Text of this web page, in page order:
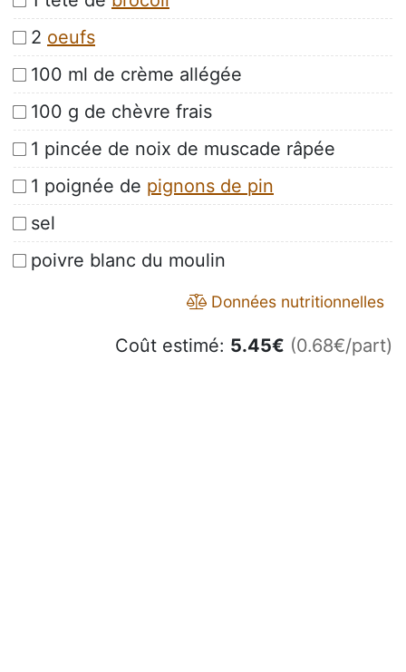
2 oeufs
100 ml de crème allégée
100 g de chèvre frais
1 pincée de noix de muscade râpée
1 poignée de pignons de pin
sel
poivre blanc du moulin
Données nutritionnelles
Coût estimé: 5.45€ (0.68€/part)